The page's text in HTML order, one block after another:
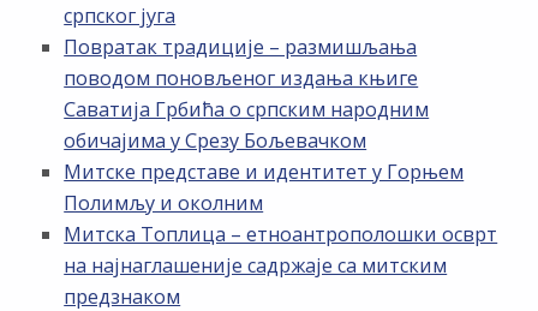
српског југа
Повратак традиције – размишљања
поводом поновљеног издања књиге
Саватија Грбића о српским народним
обичајима у Срезу Бољевачком
Митске представе и идентитет у Горњем
Полимљу и околним
Митска Топлица – етноантрополошки осврт
на најнаглашеније садржаје са митским
предзнаком